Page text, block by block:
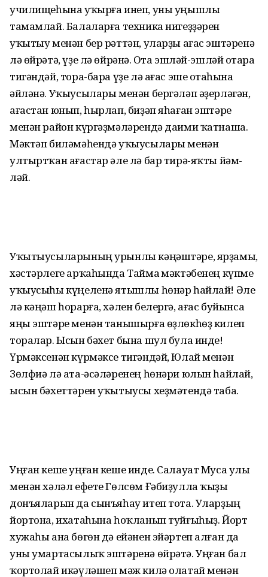
училищеһына уҡырға инеп, уны уңышлы
тамамлай. Балаларға техника нигеҙҙәрен
уҡытыу менән бер рәттән, уларҙы ағас эштәренә
лә өйрәтә, үҙе лә өйрәнә. Оҫта эшләй-эшләй оҫтара
тигәндәй, тора-бара үҙе лә ағас эше оҫтаһына
әйләнә. Уҡыусылары менән бергәләп әҙерләгән,
ағастан юнып, һырлап, биҙәп яһа­ған эштәре
менән район күргәҙмәләрендә даими ҡат­наша.
Мәктәп биләмәһендә уҡыу­сылары менән
ултыртҡан ағас­тар әле лә бар тирә-яҡты йәм­
ләй.
Уҡытыусыларының урынлы кәңәштәре, ярҙамы,
хәстәрлеге арҡаһында Таймаҫ мәктәбенең күпме
уҡыусыһы күңеленә ятышлы һөнәр һайлай! Әле
лә кәңәш һорарға, хәлен белергә, ағас буйынса
яңы эштәре менән танышырға өҙлөкһөҙ килеп
торалар. Ысын бәхет бына шул була инде!
Үрмәксенән күрмәксе тигәндәй, Юлай менән
Зөлфиә лә ата-әсәләренең һөнәри юлын һайлай,
ысын бәхеттәрен уҡытыусы хеҙмәтендә таба.
Уңған кеше уңған кеше инде. Салауат Муса улы
менән хәләл ефете Гөлсөм Ғәбиҙулла ҡыҙы
донъяларын да сынъяһау итеп тота. Уларҙың
йортона, ихатаһына һоҡланып туйғыһыҙ. Йорт
хужаһы ана бөгөн дә ейәнен эйәртеп алған да
уны умартасылыҡ эштәренә өйрәтә. Уңған бал
ҡортолай икәүләшеп мәж килә олатай менән